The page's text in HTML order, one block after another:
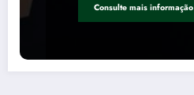
Consulte mais informação